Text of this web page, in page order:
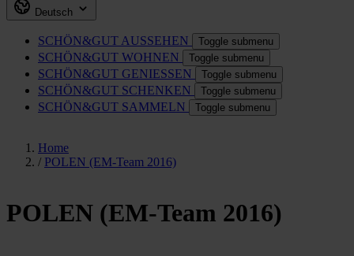
Deutsch
SCHÖN&GUT AUSSEHEN Toggle submenu
SCHÖN&GUT WOHNEN Toggle submenu
SCHÖN&GUT GENIESSEN Toggle submenu
SCHÖN&GUT SCHENKEN Toggle submenu
SCHÖN&GUT SAMMELN Toggle submenu
Home
/ POLEN (EM-Team 2016)
POLEN (EM-Team 2016)